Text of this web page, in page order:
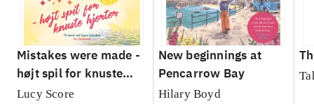
Mistakes were made -
højt spil for knuste
hjerter
Lucy Score
New beginnings at
Pencarrow Bay
Hilary Boyd